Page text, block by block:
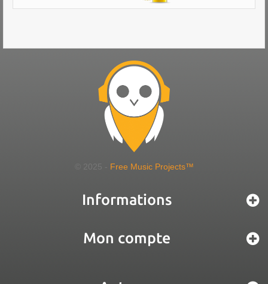
© 2025 - Free Music Projects™
Informations
Mon compte